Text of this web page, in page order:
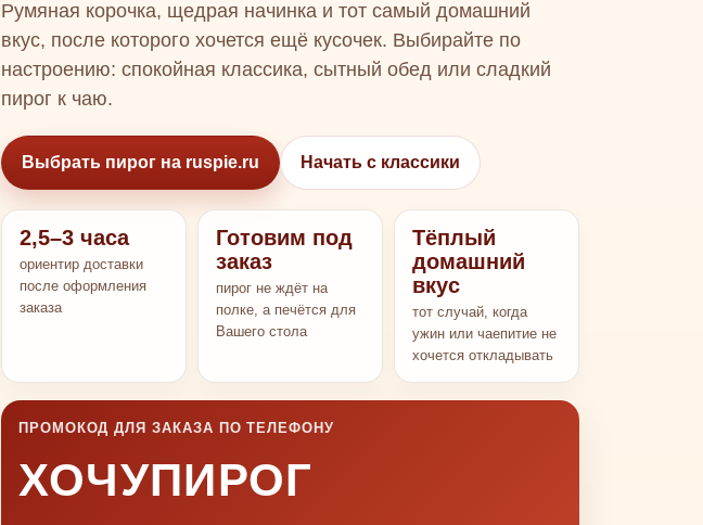
Румяная корочка, щедрая начинка и тот самый домашний
вкус, после которого хочется ещё кусочек. Выбирайте по
настроению: спокойная классика, сытный обед или сладкий
пирог к чаю.
Выбрать пирог на ruspie.ru Начать с классики
2,5–3 часа
ориентир доставки
после оформления
заказа
Готовим под
заказ
пирог не ждёт на
полке, а печётся для
Вашего стола
Тёплый
домашний
вкус
тот случай, когда
ужин или чаепитие не
хочется откладывать
ПРОМОКОД ДЛЯ ЗАКАЗА ПО ТЕЛЕФОНУ
ХОЧУПИРОГ